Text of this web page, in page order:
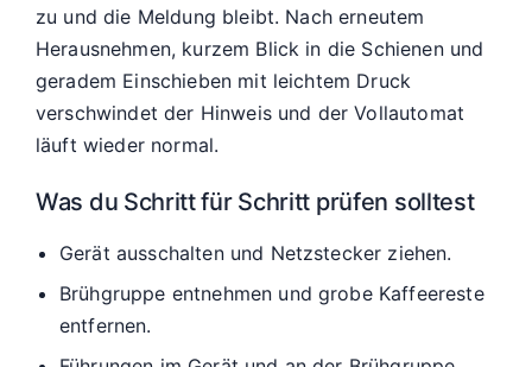
zu und die Meldung bleibt. Nach erneutem
Herausnehmen, kurzem Blick in die Schienen und
geradem Einschieben mit leichtem Druck
verschwindet der Hinweis und der Vollautomat
läuft wieder normal.
Was du Schritt für Schritt prüfen solltest
Gerät ausschalten und Netzstecker ziehen.
Brühgruppe entnehmen und grobe Kaffeereste
entfernen.